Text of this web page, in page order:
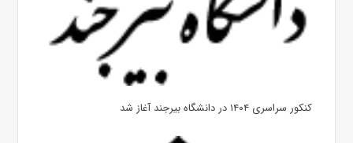
کنکور سراسری ۱۴۰۴ در دانشگاه بیرجند آغاز شد